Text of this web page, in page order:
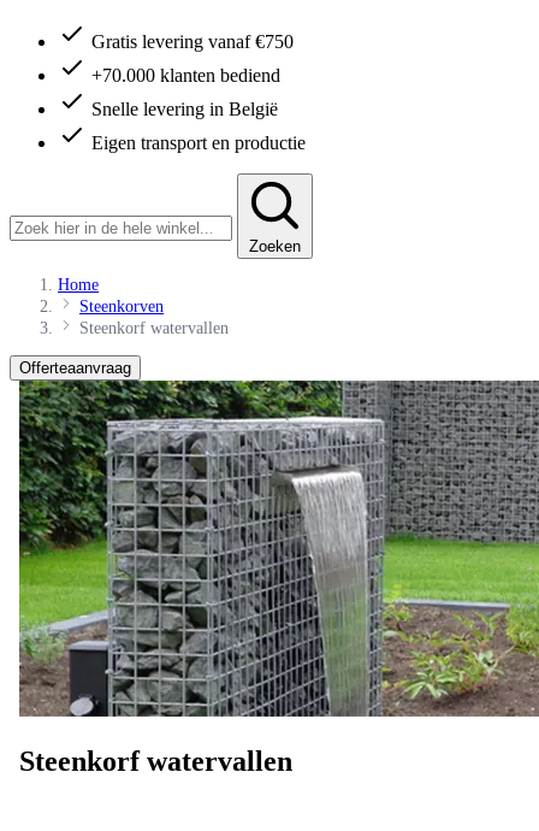
Gratis levering vanaf €750
+70.000 klanten bediend
Snelle levering in België
Eigen transport en productie
Zoeken
Home
Steenkorven
Steenkorf watervallen
Offerteaanvraag
Steenkorf watervallen